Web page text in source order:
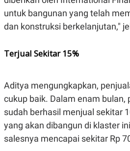
SIBER
PRIVACY
POLICY
untuk bangunan yang telah
dan konstruksi berkelanjutan,"
Terjual Sekitar 15%
Aditya mengungkapkan,
cukup baik. Dalam enam bulan,
sudah berhasil menjual sekitar
yang akan dibangun di klaster
salesnya mencapai sekitar Rp